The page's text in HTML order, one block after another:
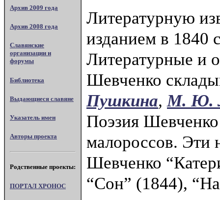
Архив 2009 года
Архив 2008 года
Славянские
организации и
форумы
Библиотека
Выдающиеся славяне
Указатель имен
Авторы проекта
Родственные проекты:
ПОРТАЛ XPOHOC
Литературную
изданием в 1840
Литературные и
Шевченко
Пушкина,М. Ю.
Поэзия
малороссов. Эти
Шевченко
“Сон” (1844),